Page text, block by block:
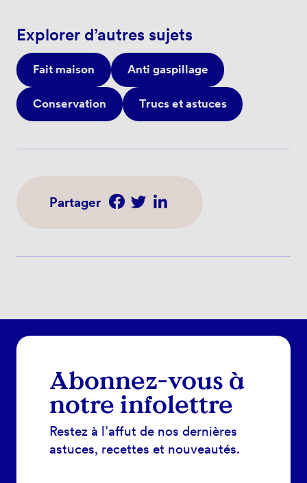
Explorer d’autres sujets
Fait maison Anti gaspillage
Conservation Trucs et astuces
Partager
Abonnez-vous à
notre infolettre
Restez à l’affut de nos dernières
astuces, recettes et nouveautés.